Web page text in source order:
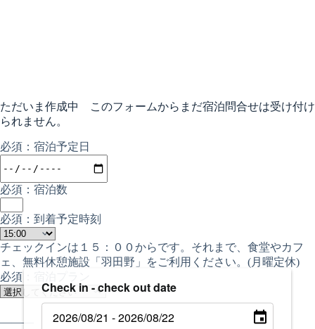
ただいま作成中 このフォームからまだ宿泊問合せは受け付け
られません。
必須：宿泊予定日
必須：宿泊数
必須：到着予定時刻
チェックインは１５：００からです。それまで、食堂やカフ
ェ、無料休憩施設「羽田野」をご利用ください。(月曜定休)
必須：宿泊プラン
——— ご宿泊人数 ———
Check in - check out date